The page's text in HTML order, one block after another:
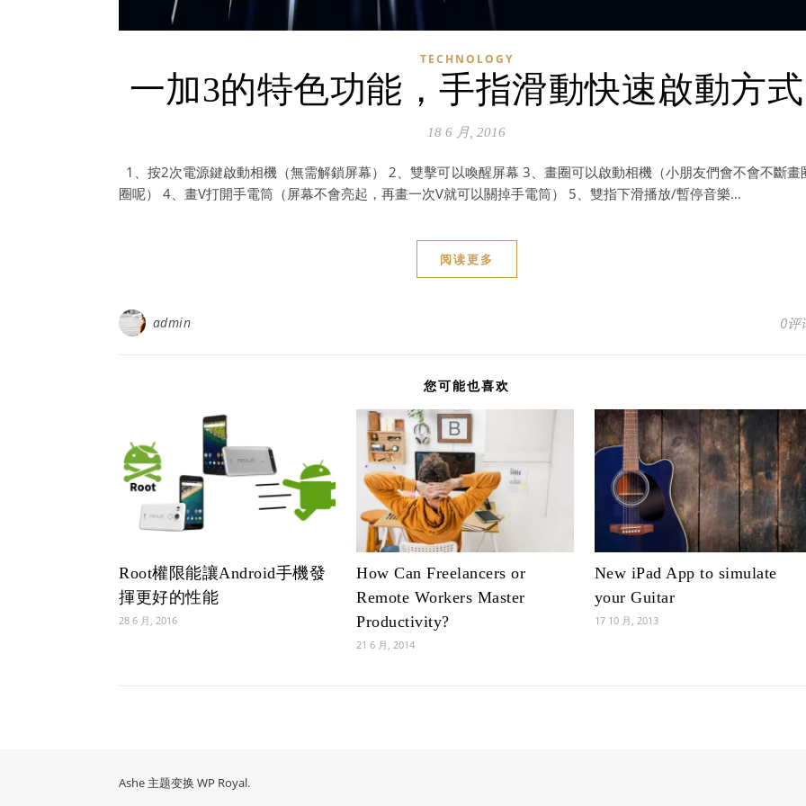
TECHNOLOGY
一加3的特色功能，手指滑動快速啟動方式
18 6 月, 2016
1、按2次電源鍵啟動相機（無需解鎖屏幕） 2、雙擊可以喚醒屏幕 3、畫圈可以啟動相機（小朋友們會不會不斷畫
圈呢） 4、畫V打開手電筒（屏幕不會亮起，再畫一次V就可以關掉手電筒） 5、雙指下滑播放/暫停音樂…
阅读更多
admin 0评
您可能也喜欢
Root權限能讓Android手機發
揮更好的性能
28 6 月, 2016
How Can Freelancers or
Remote Workers Master
Productivity?
21 6 月, 2014
New iPad App to simulate
your Guitar
17 10 月, 2013
Ashe 主题变换 WP Royal.